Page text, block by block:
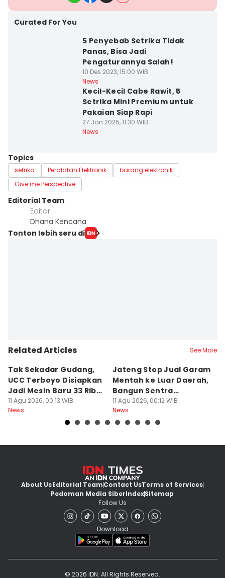
Curated For You
5 Penyebab Setrika Tidak
Panas, Bisa Jadi
Pengaturannya Salah!
10 Des 2023, 15:00 WIB
News
Kecil-Kecil Cabe Rawit, 5
Setrika Mini Premium untuk
Pakaian Siap Rapi
27 Jan 2025, 11:30 WIB
News
Topics
setrika Peralatan Elektronik
barang elektronik
Give me Perspective
Editorial Team
Editor
Dhana Kencana
Tonton lebih seru di
Related Articles See More
Tak Sekadar Gudang,
UCC Terboyo Disiapkan
Jadi Mesin Baru 33 Ribu
UMKM
11 Agu 2026, 00:13 WIB
News
Jateng Stop Jual Garam
Mentah ke Luar Daerah,
Bangun Sentra
Pengolahan
11 Agu 2026, 00:12 WIB
News
About UsEditorial TeamContact UsTerms of Services
Pedoman Media SiberIndexSitemap
Follow Us
Download
© 2026 IDN. All Rights Reserved.